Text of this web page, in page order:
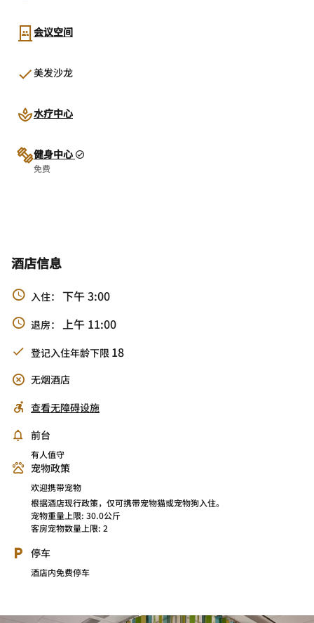
会议空间
美发沙龙
水疗中心
健身中心
免费
酒店信息
入住： 下午 3:00
退房： 上午 11:00
登记入住年龄下限 18
无烟酒店
查看无障碍设施
前台
有人值守
宠物政策
欢迎携带宠物
根据酒店现行政策，仅可携带宠物猫或宠物狗入住。
宠物重量上限: 30.0公斤
客房宠物数量上限: 2
停车
酒店内免费停车